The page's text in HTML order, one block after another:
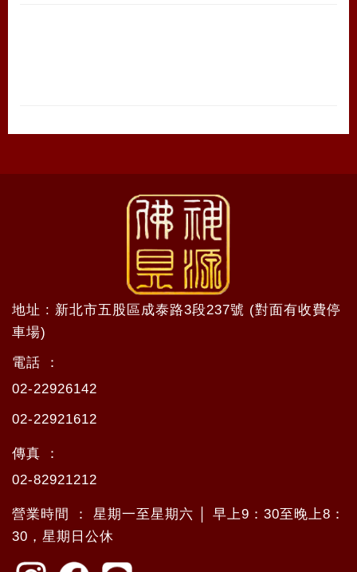
地址 : 新北市五股區成泰路3段237號 (對面有收費停
車場)
電話 ：
02-22926142
02-22921612
傳真 ：
02-82921212
營業時間 ： 星期一至星期六 │ 早上9：30至晚上8：
30，星期日公休